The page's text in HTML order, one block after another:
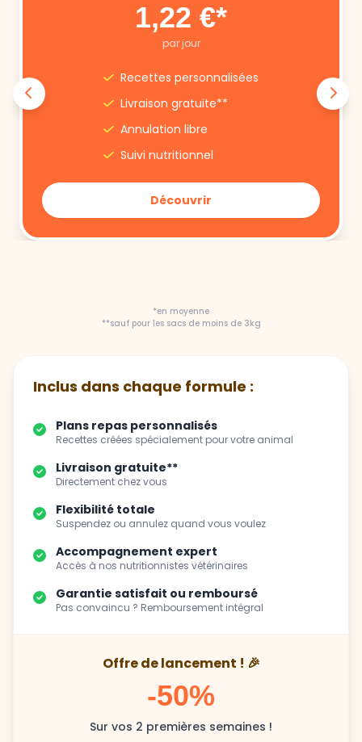
1,22 €*
par jour
Recettes personnalisées
Livraison gratuite**
Annulation libre
Suivi nutritionnel
Découvrir
*en moyenne
**sauf pour les sacs de moins de 3kg
Inclus dans chaque formule :
Plans repas personnalisés
Recettes créées spécialement pour votre animal
Livraison gratuite**
Directement chez vous
Flexibilité totale
Suspendez ou annulez quand vous voulez
Accompagnement expert
Accès à nos nutritionnistes vétérinaires
Garantie satisfait ou remboursé
Pas convaincu ? Remboursement intégral
Offre de lancement ! 🎉
-50%
Sur vos 2 premières semaines !